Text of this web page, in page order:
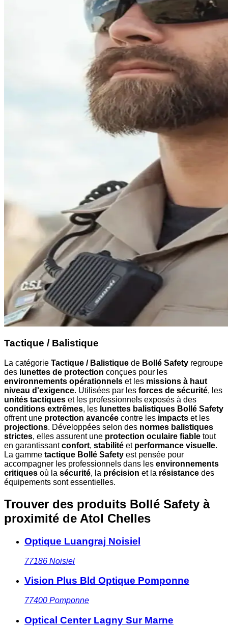
Tactique / Balistique
La catégorie Tactique / Balistique de Bollé Safety regroupe
des lunettes de protection conçues pour les
environnements opérationnels et les missions à haut
niveau d'exigence. Utilisées par les forces de sécurité, les
unités tactiques et les professionnels exposés à des
conditions extrêmes, les lunettes balistiques Bollé Safety
offrent une protection avancée contre les impacts et les
projections. Développées selon des normes balistiques
strictes, elles assurent une protection oculaire fiable tout
en garantissantconfort, stabilité et performance visuelle.
La gamme tactique Bollé Safety est pensée pour
accompagner les professionnels dans les environnements
critiques où la sécurité, la précision et la résistance des
équipements sont essentielles.
Trouver des produits Bollé Safety à
proximité de Atol Chelles
Optique Luangraj Noisiel
77186 Noisiel
Vision Plus Bld Optique Pomponne
77400 Pomponne
Optical Center Lagny Sur Marne